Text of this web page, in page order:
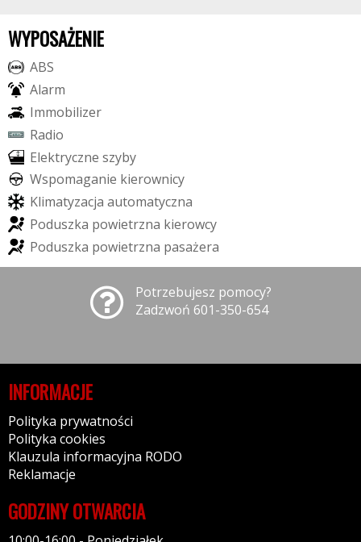
WYPOSAŻENIE
ABS
Alarm
Immobilizer
Radio
Elektryczne szyby
Wspomaganie kierownicy
Klimatyzacja automatyczna
Poduszka powietrzna kierowcy
Poduszka powietrzna pasażera
Potrzebujesz pomocy?
Zadzwoń 601-350-654
INFORMACJE
Polityka prywatności
Polityka cookies
Klauzula informacyjna RODO
Reklamacje
GODZINY OTWARCIA